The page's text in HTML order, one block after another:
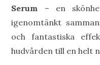
Serum – en
igenomtänkt
och fantastiska
hudvården till en helt